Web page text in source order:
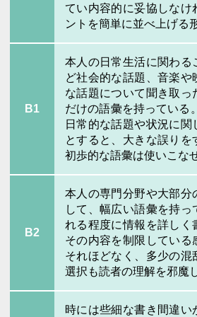
てい内容的に妥協しなけ
ントを簡単に並べ上げる
B1
本人の日常生活に関わる
ど社会的な話題、音楽や
な話題について聞き取っ
だけの語彙を持っている
日常的な話題や状況に関
とすると、大きな誤りを
初歩的な語彙は使いこな
B2
本人の専門分野や大部分
して、幅広い語彙を持っ
れる程度に情報を詳しく
その内容を制限している
それほどなく、多少の混
選択も読者の理解を邪魔
時には些細な書き間違い